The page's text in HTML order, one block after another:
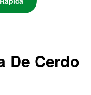
De Cerdo